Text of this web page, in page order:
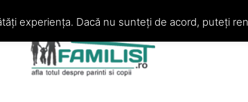
experiența. Dacă nu sunteți de acord, puteți